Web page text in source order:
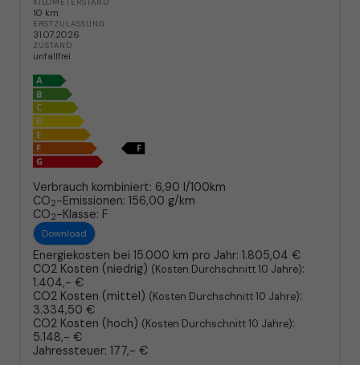
KILOMETERSTAND
10 km
ERSTZULASSUNG
31.07.2026
ZUSTAND
unfallfrei
Verbrauch kombiniert: 6,90 l/100km
CO2-Emissionen: 156,00 g/km
CO2-Klasse: F
Download
Energiekosten bei 15.000 km pro Jahr: 1.805,04 €
CO2 Kosten (niedrig) (Kosten Durchschnitt 10 Jahre):
1.404,- €
CO2 Kosten (mittel) (Kosten Durchschnitt 10 Jahre):
3.334,50 €
CO2 Kosten (hoch) (Kosten Durchschnitt 10 Jahre):
5.148,- €
Jahressteuer: 177,- €